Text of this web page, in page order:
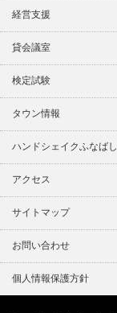
経営支援
貸会議室
検定試験
タウン情報
ハンドシェイクふなばし
アクセス
サイトマップ
お問い合わせ
個人情報保護方針